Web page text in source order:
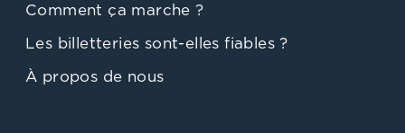
Comment ça marche ?
Les billetteries sont-elles fiables ?
À propos de nous